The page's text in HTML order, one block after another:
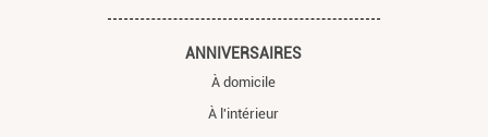
ANNIVERSAIRES
À domicile
À l'intérieur